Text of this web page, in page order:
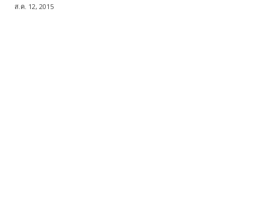
ส.ค. 12, 2015